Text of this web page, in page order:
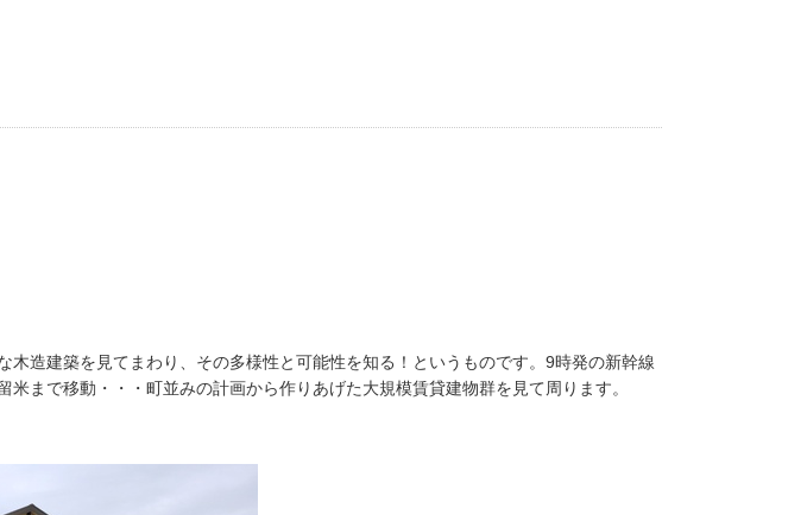
造建築を見てまわり、その多様性と可能性を知る！というものです。9時発の新幹線
まで移動・・・町並みの計画から作りあげた大規模賃貸建物群を見て周ります。